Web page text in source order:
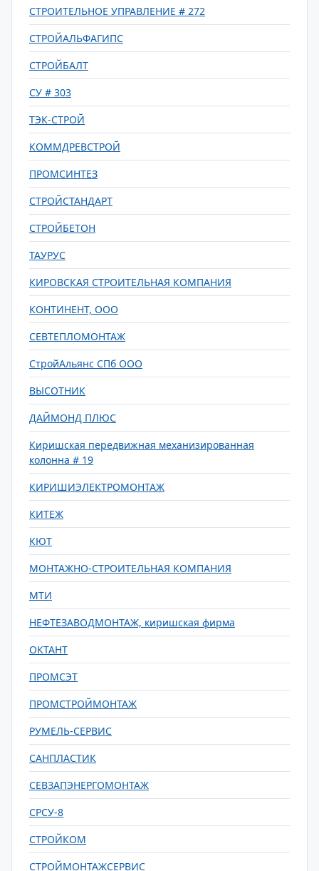
СТРОИТЕЛЬНОЕ УПРАВЛЕНИЕ # 272
СТРОЙАЛЬФАГИПС
СТРОЙБАЛТ
СУ # 303
ТЭК-СТРОЙ
КОММДРЕВСТРОЙ
ПРОМСИНТЕЗ
СТРОЙСТАНДАРТ
СТРОЙБЕТОН
ТАУРУС
КИРОВСКАЯ СТРОИТЕЛЬНАЯ КОМПАНИЯ
КОНТИНЕНТ, ООО
СЕВТЕПЛОМОНТАЖ
СтройАльянс СПб ООО
ВЫСОТНИК
ДАЙМОНД ПЛЮС
Киришская передвижная механизированная
колонна # 19
КИРИШИЭЛЕКТРОМОНТАЖ
КИТЕЖ
КЮТ
МОНТАЖНО-СТРОИТЕЛЬНАЯ КОМПАНИЯ
МТИ
НЕФТЕЗАВОДМОНТАЖ, киришская фирма
ОКТАНТ
ПРОМСЭТ
ПРОМСТРОЙМОНТАЖ
РУМЕЛЬ-СЕРВИС
САНПЛАСТИК
СЕВЗАПЭНЕРГОМОНТАЖ
СРСУ-8
СТРОЙКОМ
СТРОЙМОНТАЖСЕРВИС